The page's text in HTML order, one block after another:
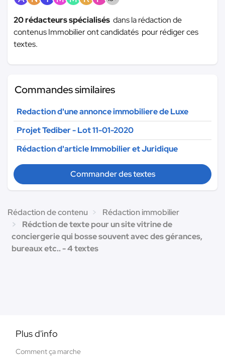
20 rédacteurs spécialisés dans la rédaction de
contenus Immobilier ont candidatés pour rédiger ces
textes.
Commandes similaires
Redaction d'une annonce immobiliere de Luxe
Projet Tediber - Lot 11-01-2020
Rédaction d'article Immobilier et Juridique
Commander des textes
Rédaction de contenu
Rédaction immobilier
Rédction de texte pour un site vitrine de
conciergerie qui bosse souvent avec des gérances,
bureaux etc.. - 4 textes
Plus d'info
Comment ça marche